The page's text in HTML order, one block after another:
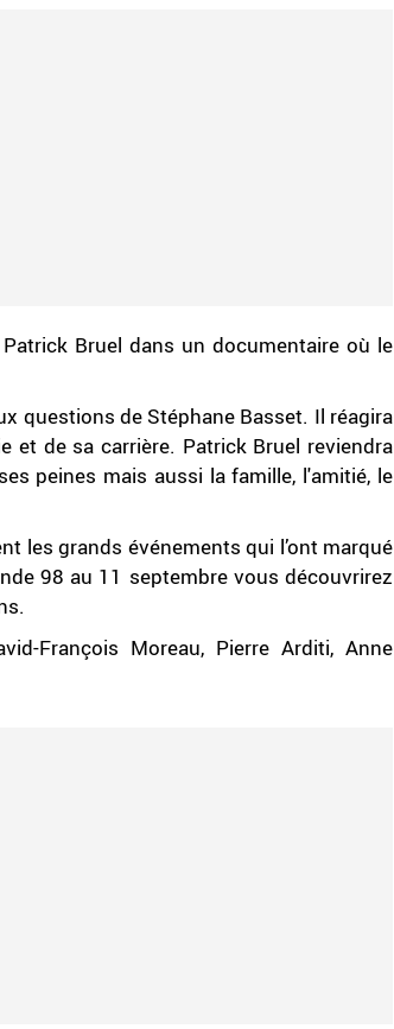
Bruel dans un documentaire où le
questions de Stéphane Basset. Il réagira
et de sa carrière. Patrick Bruel reviendra
peines mais aussi la famille, l'amitié, le
les grands événements qui l’ont marqué
98 au 11 septembre vous découvrirez
François Moreau, Pierre Arditi, Anne